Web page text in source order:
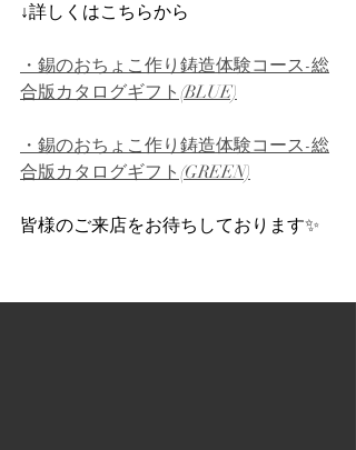
↓詳しくはこちらから
・錫のおちょこ作り鋳造体験コース-総
合版カタログギフト(BLUE)
・錫のおちょこ作り鋳造体験コース-総
合版カタログギフト(GREEN)
皆様のご来店をお待ちしております✨